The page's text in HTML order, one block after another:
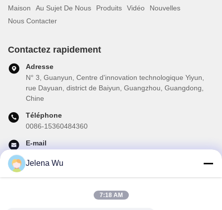
Maison Au Sujet De Nous Produits Vidéo
Nouvelles
Nous Contacter
Contactez rapidement
Adresse
N° 3, Guanyun, Centre d'innovation technologique Yiyun,
rue Dayuan, district de Baiyun, Guangzhou, Guangdong,
Chine
Téléphone
0086-15360484360
E-mail
Jelena Wu
7:18 AM